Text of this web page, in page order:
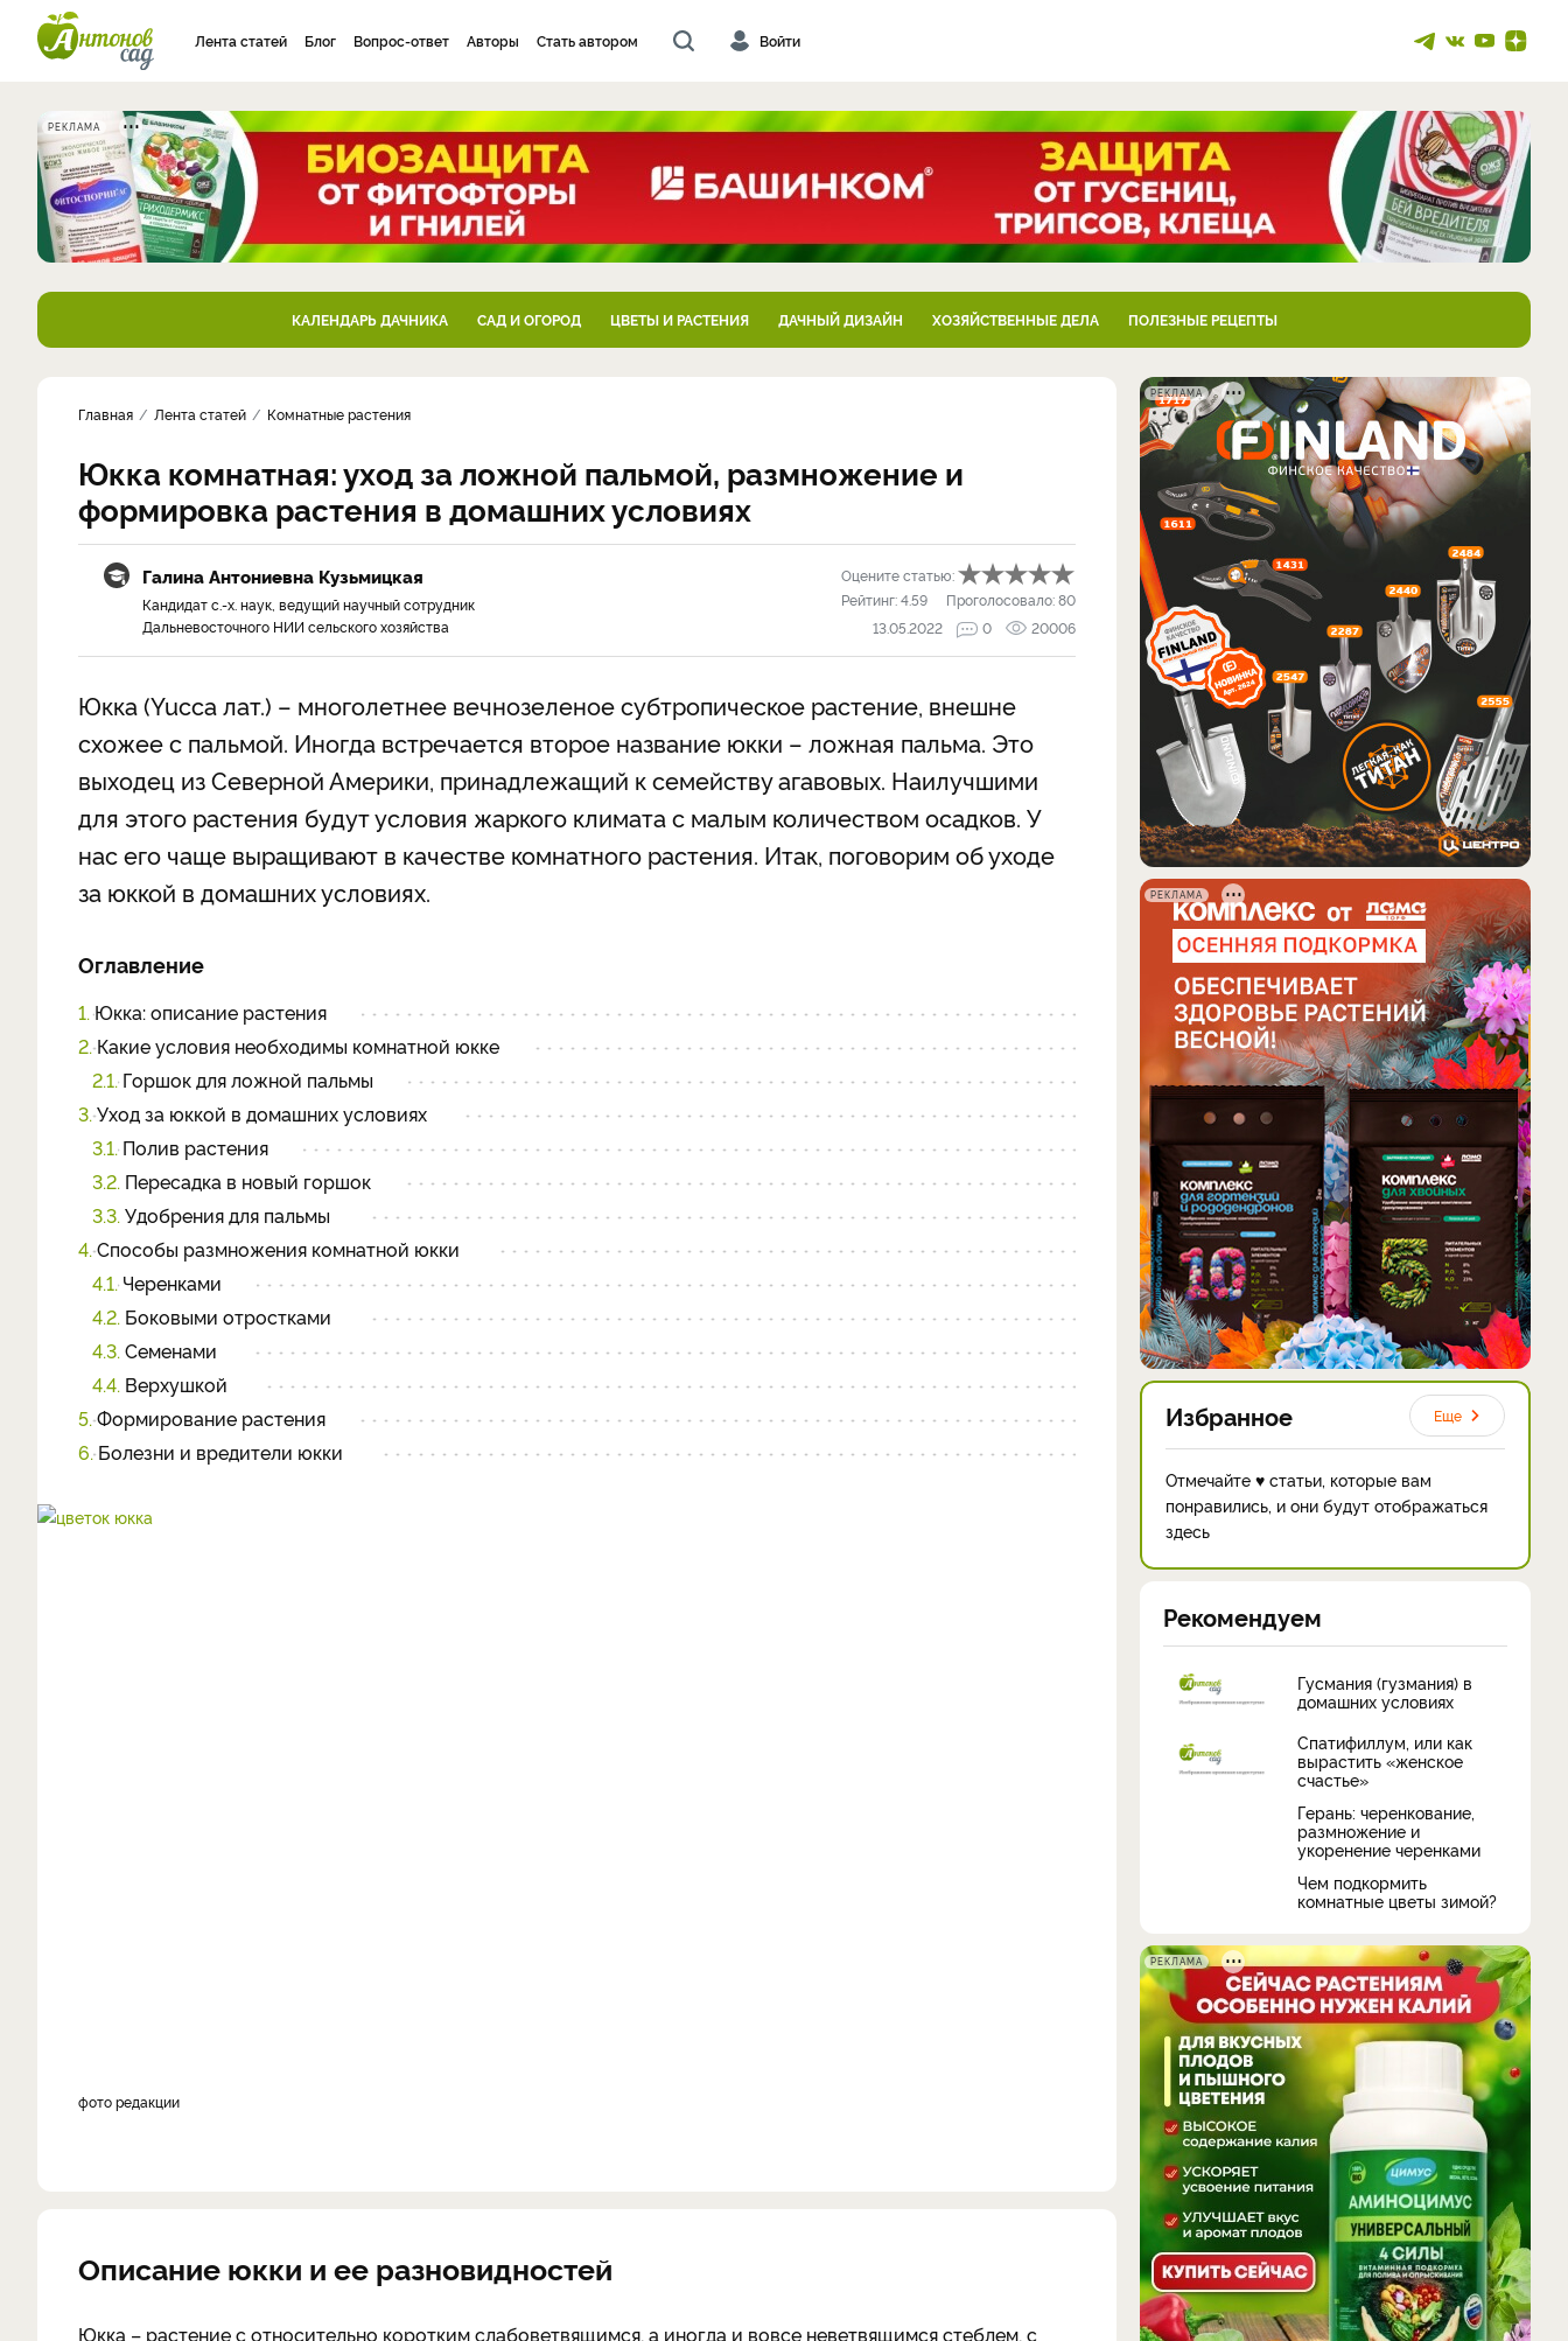
Лента статей Блог Вопрос-ответ Авторы Стать автором Войти
РЕКЛАМА
КАЛЕНДАРЬ ДАЧНИКА САД И ОГОРОД ЦВЕТЫ И РАСТЕНИЯ ДАЧНЫЙ ДИЗАЙН ХОЗЯЙСТВЕННЫЕ ДЕЛА ПОЛЕЗНЫЕ РЕЦЕПТЫ
Главная Лента статей Комнатные растения
Юкка комнатная: уход за ложной пальмой, размножение и
формировка растения в домашних условиях
Галина Антониевна Кузьмицкая
Кандидат с.-х. наук, ведущий научный сотрудник
Дальневосточного НИИ сельского хозяйства
Оцените статью:
Рейтинг:4.59 Проголосовало:80
13.05.2022
0 20006
Юкка (Yucca лат.) – многолетнее вечнозеленое субтропическое растение, внешне
схожее с пальмой. Иногда встречается второе название юкки – ложная пальма. Это
выходец из Северной Америки, принадлежащий к семейству агавовых. Наилучшими
для этого растения будут условия жаркого климата с малым количеством осадков. У
нас его чаще выращивают в качестве комнатного растения. Итак, поговорим об уходе
за юккой в домашних условиях.
Оглавление
1. Юкка: описание растения
2. Какие условия необходимы комнатной юкке
2.1. Горшок для ложной пальмы
3. Уход за юккой в домашних условиях
3.1. Полив растения
3.2. Пересадка в новый горшок
3.3. Удобрения для пальмы
4. Способы размножения комнатной юкки
4.1. Черенками
4.2. Боковыми отростками
4.3. Семенами
4.4. Верхушкой
5. Формирование растения
6. Болезни и вредители юкки
фото редакции
Описание юкки и ее разновидностей
Юкка – растение с относительно коротким слабоветвящимся, а иногда и вовсе неветвящимся стеблем, с
РЕКЛАМА
РЕКЛАМА
Избранное Еще
Отмечайте ♥ статьи, которые вам
понравились, и они будут отображаться
здесь
Рекомендуем
Гусмания (гузмания) в
домашних условиях
Спатифиллум, или как
вырастить «женское
счастье»
Герань: черенкование,
размножение и
укоренение черенками
Чем подкормить
комнатные цветы зимой?
РЕКЛАМА